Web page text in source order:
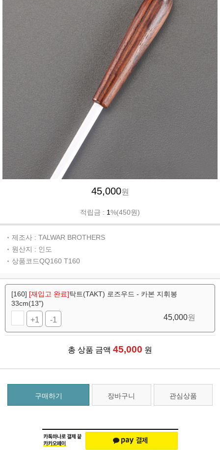
45,000원
적립금 : 1%(450원)
제조사 : TALWAR BROTHERS
원산지 : 인도
상품코드QQ160 T160
[160] [재입고 완료]탁트(TAKT) 로즈우드 - 카본 지휘봉
33cm(13")
+1 -1 45,000원
총 상품 금액 45,000 원
구매하기 장바구니 관심상품